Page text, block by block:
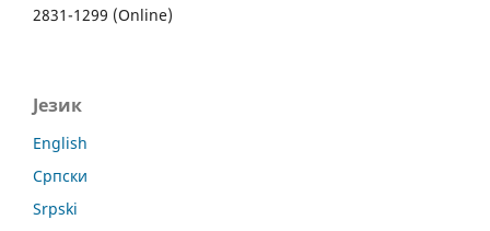
2831-1299 (Online)
Језик
English
Cрпски
Srpski